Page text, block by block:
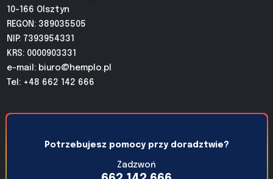
10-166 Olsztyn
REGON: 389035505
NIP: 7393954331
KRS: 0000903331
e-mail: biuro@hemplo.pl
Tel: +48 662 142 666
Potrzebujesz pomocy przy doradztwie?
Zadzwoń